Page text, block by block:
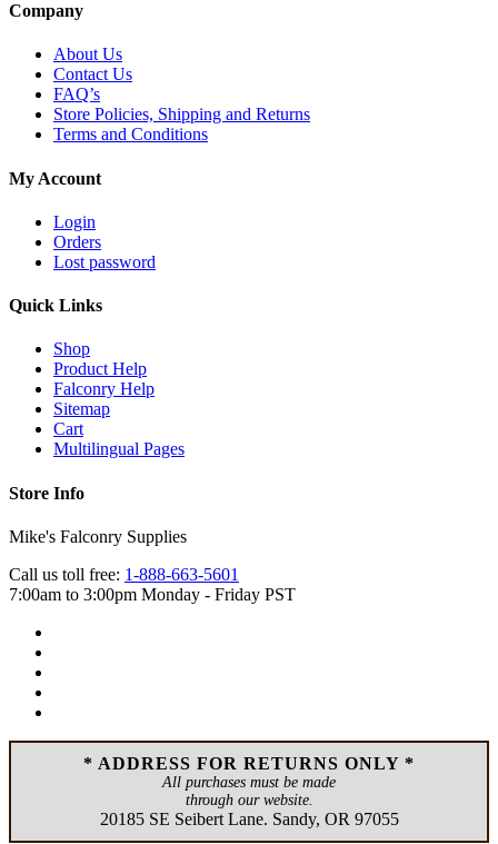
Company
About Us
Contact Us
FAQ’s
Store Policies, Shipping and Returns
Terms and Conditions
My Account
Login
Orders
Lost password
Quick Links
Shop
Product Help
Falconry Help
Sitemap
Cart
Multilingual Pages
Store Info
Mike's Falconry Supplies
Call us toll free: 1-888-663-5601
7:00am to 3:00pm Monday - Friday PST
* ADDRESS FOR RETURNS ONLY *
All purchases must be made
through our website.
20185 SE Seibert Lane. Sandy, OR 97055